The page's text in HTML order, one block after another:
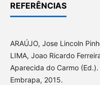
REFERÊNCIAS
ARAÚJO, Jose Lincoln
LIMA, Joao Ricardo
Aparecida do Carmo
Embrapa, 2015.